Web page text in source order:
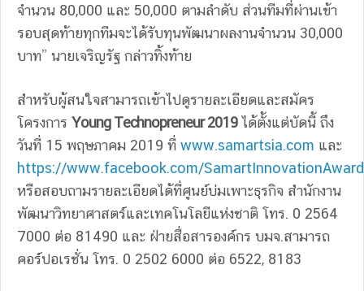
จำนวน 80,000 และ 50,000 ตามลำดับ ส่วนทีมที่ผ่านเข้า
รอบสุดท้ายทุกทีมจะได้รับทุนพัฒนาผลงานจำนวน 30,000
บาท” นายเจริญรัฐ กล่าวทิ้งท้าย
สำหรับผู้สนใจสามารถเข้าไปดูรายละเอียดและสมัคร
โครงการ Young Technopreneur 2019ได้ตั้งแต่บัดนี้ ถึง
วันที่ 15 พฤษภาคม 2019 ที่ www.samartsia.com และ
https://www.facebook.com/
หรือสอบถามรายละเอียดได้ที่ศูนย์บ่มเพาะธุรกิจ สำนักงาน
พัฒนาวิทยาศาสตร์และเทคโนโลยีแห่งชาติ โทร. 0 2564
7000 ต่อ 81490 และ ฝ่ายสื่อสารองค์กร บมจ.สามารถ
คอร์ปอเรชั่น โทร. 0 2502 6000 ต่อ 6522, 8183